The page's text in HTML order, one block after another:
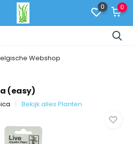
0 0
Webshop
(easy)
Bekijk alles Planten